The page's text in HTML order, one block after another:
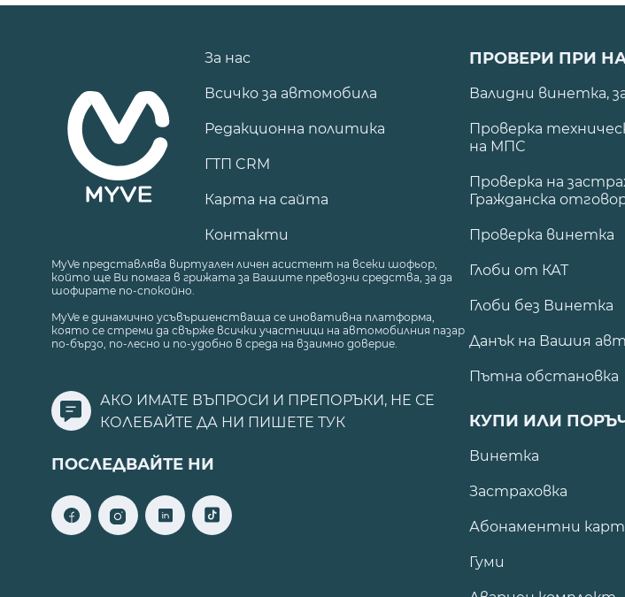
За нас
Всичко за автомобила
Редакционна политика
ГТП CRM
Карта на сайта
Контакти
MyVe представлява виртуален личен асистент на всеки шофьор,
който ще Ви помага в грижата за Вашите превозни средства, за да
шофирате по-спокойно.
MyVe е динамично усъвършенстваща се иновативна платформа,
която се стреми да свърже всички участници на автомобилния пазар
по-бързо, по-лесно и по-удобно в среда на взаимно доверие.
АКО ИМАТЕ ВЪПРОСИ И ПРЕПОРЪКИ, НЕ СЕ
КОЛЕБАЙТЕ ДА НИ ПИШЕТЕ ТУК
ПОСЛЕДВАЙТЕ НИ
ПРОВЕРИ ПРИ
Валидни винетка,
Проверка
на МПС
Проверка на
Гражданска
Проверка винетка
Глоби от КАТ
Глоби без Винетка
Данък на Вашия
Пътна обстановка
КУПИ ИЛИ
Винетка
Застраховка
Абонаментни
Гуми